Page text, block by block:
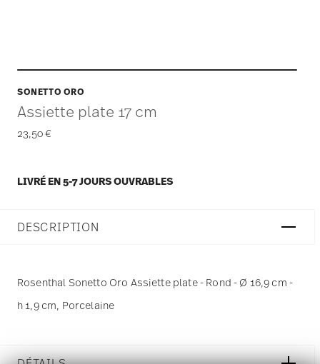
SONETTO ORO
Assiette plate 17 cm
23,50 €
LIVRÉ EN 5-7 JOURS OUVRABLES
DESCRIPTION
Rosenthal Sonetto Oro Assiette plate - Rond - Ø 16,9 cm -
h 1,9 cm, Porcelaine